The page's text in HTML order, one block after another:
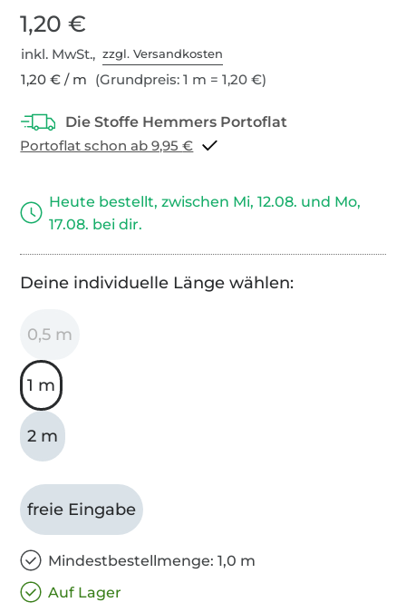
1,20 €
inkl. MwSt.,zzgl. Versandkosten
1,20 € / m (Grundpreis: 1 m = 1,20 €)
Portoflat schon ab 9,95 €
Heute bestellt, zwischen Mi, 12.08. und Mo,
17.08. bei dir.
Deine individuelle Länge wählen:
0,5 m
1 m
2 m
freie Eingabe
Mindestbestellmenge: 1,0 m
Auf Lager